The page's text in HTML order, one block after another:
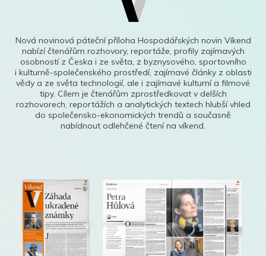
Nová novinová páteční příloha Hospodářských novin Víkend
nabízí čtenářům rozhovory, reportáže, profily zajímavých
osobností z Česka i ze světa, z byznysového, sportovního
i kulturně-společenského prostředí, zajímavé články z oblasti
vědy a ze světa technologií, ale i zajímavé kulturní a filmové
tipy. Cílem je čtenářům zprostředkovat v delších
rozhovorech, reportážích a analytických textech hlubší vhled
do společensko-ekonomických trendů a současně
nabídnout odlehčené čtení na víkend.